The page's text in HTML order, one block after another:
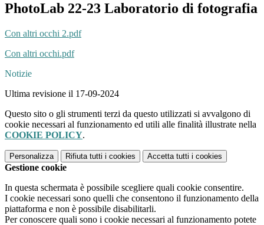
PhotoLab 22-23 Laboratorio di fotografia
Con altri occhi 2.pdf
Con altri occhi.pdf
Notizie
Ultima revisione il 17-09-2024
Questo sito o gli strumenti terzi da questo utilizzati si avvalgono di
cookie necessari al funzionamento ed utili alle finalità illustrate nella
COOKIE POLICY.
Personalizza Rifiuta tutti i cookies Accetta tutti i cookies
Gestione cookie
In questa schermata è possibile scegliere quali cookie consentire.
I cookie necessari sono quelli che consentono il funzionamento della
piattaforma e non è possibile disabilitarli.
Per conoscere quali sono i cookie necessari al funzionamento potete